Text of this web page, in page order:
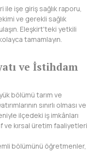
ile işe giriş sağlık raporu,
ve gerekli sağlık
Eleşkirt'teki yetkili
tamamlayın.
ve İstihdam
bölümü tarım ve
sınırlı olması ve
ilçedeki iş imkânları
ve kırsal üretim faaliyetleri
bölümünü öğretmenler,